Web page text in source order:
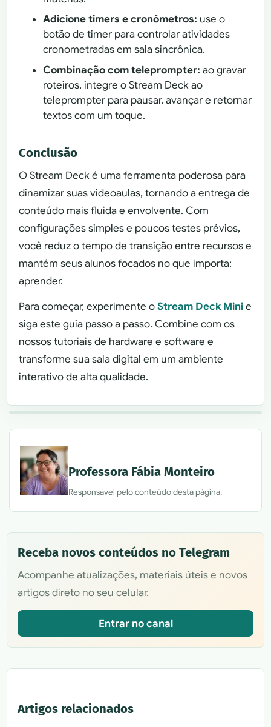
Adicione timers e cronômetros: use o
botão de timer para controlar atividades
cronometradas em sala sincrônica.
Combinação com teleprompter: ao gravar
roteiros, integre o Stream Deck ao
teleprompter para pausar, avançar e retornar
textos com um toque.
Conclusão
O Stream Deck é uma ferramenta poderosa para
dinamizar suas videoaulas, tornando a entrega de
conteúdo mais fluida e envolvente. Com
configurações simples e poucos testes prévios,
você reduz o tempo de transição entre recursos e
mantém seus alunos focados no que importa:
aprender.
Para começar, experimente oStream Deck Minie
siga este guia passo a passo. Combine com os
nossos tutoriais de hardware e software e
transforme sua sala digital em um ambiente
interativo de alta qualidade.
Professora Fábia Monteiro
Responsável pelo conteúdo desta página.
Receba novos conteúdos no Telegram
Acompanhe atualizações, materiais úteis e novos
artigos direto no seu celular.
Entrar no canal
Artigos relacionados